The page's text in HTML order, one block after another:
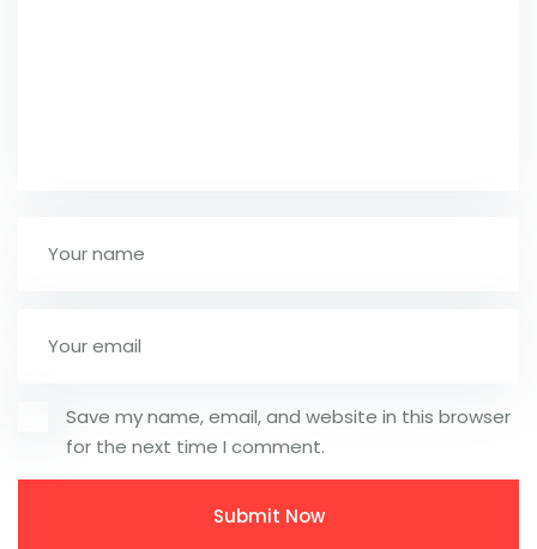
Save my name, email, and website in this browser
for the next time I comment.